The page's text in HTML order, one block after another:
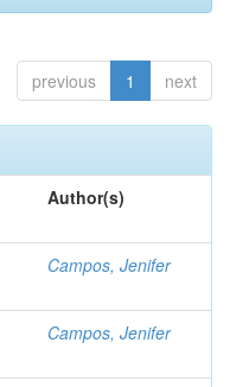
previous 1 next
Author(s)
Campos, Jenifer
Campos, Jenifer